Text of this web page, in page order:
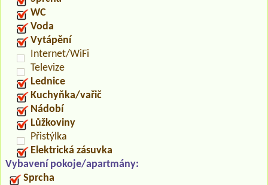
WC
Voda
Vytápění
Internet/WiFi
Televize
Lednice
Kuchyňka/vařič
Nádobí
Lůžkoviny
Přistýlka
Elektrická zásuvka
Vybavení pokoje/apartmány:
Sprcha